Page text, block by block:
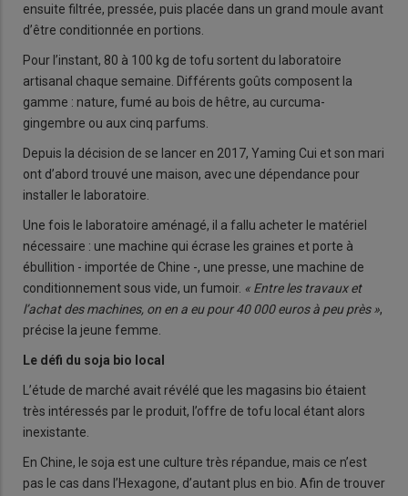
ensuite filtrée, pressée, puis placée dans un grand moule avant
d’être conditionnée en portions.
Pour l’instant, 80 à 100 kg de tofu sortent du laboratoire
artisanal chaque semaine. Différents goûts composent la
gamme : nature, fumé au bois de hêtre, au curcuma-
gingembre ou aux cinq parfums.
Depuis la décision de se lancer en 2017, Yaming Cui et son mari
ont d’abord trouvé une maison, avec une dépendance pour
installer le laboratoire.
Une fois le laboratoire aménagé, il a fallu acheter le matériel
nécessaire : une machine qui écrase les graines et porte à
ébullition - importée de Chine -, une presse, une machine de
conditionnement sous vide, un fumoir. « Entre les travaux et
l’achat des machines, on en a eu pour 40 000 euros à peu près »,
précise la jeune femme.
Le défi du soja bio local
L’étude de marché avait révélé que les magasins bio étaient
très intéressés par le produit, l’offre de tofu local étant alors
inexistante.
En Chine, le soja est une culture très répandue, mais ce n’est
pas le cas dans l’Hexagone, d’autant plus en bio. Afin de trouver